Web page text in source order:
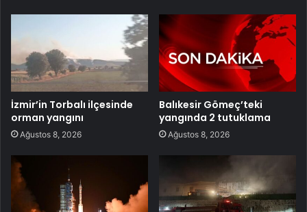
İzmir’in Torbalı ilçesinde
orman yangını
Ağustos 8, 2026
Balıkesir Gömeç’teki
yangında 2 tutuklama
Ağustos 8, 2026